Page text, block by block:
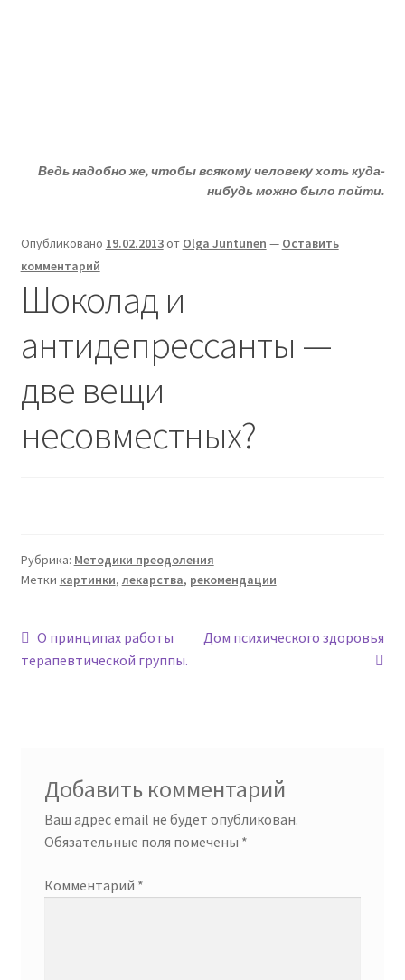
О депрессии
Ведь надобно же, чтобы всякому человеку хоть куда-
нибудь можно было пойти.
Опубликовано 19.02.2013от Olga Juntunen — Оставить
комментарий
Шоколад и
антидепрессанты —
две вещи
несовместных?
Рубрика: Методики преодоления
Метки картинки, лекарства, рекомендации
Навигация
по
Предыдущая
запись:
О принципах работы
терапевтической группы.
Следующая
Дом психического здоровья
Добавить комментарий
Ваш адрес email не будет опубликован.
Обязательные поля помечены *
Комментарий *